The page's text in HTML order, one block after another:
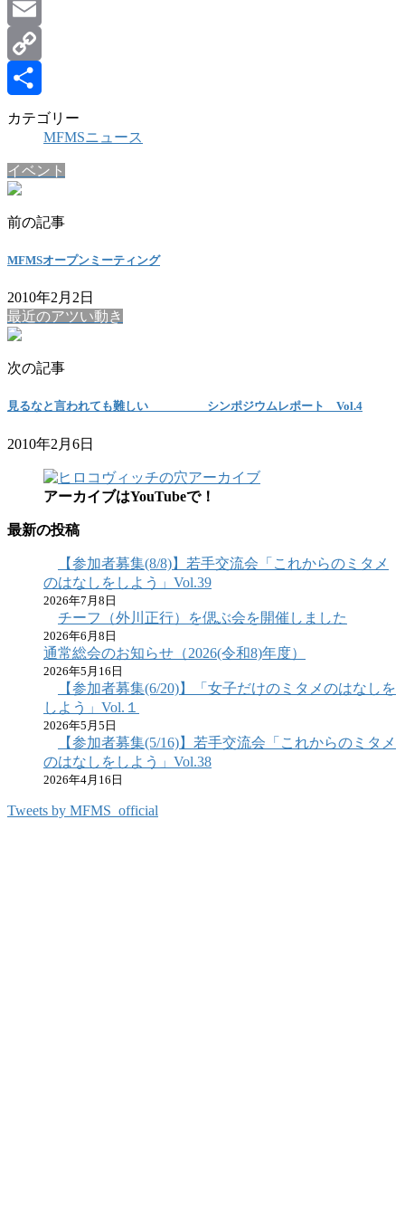
Line
Email
Copy
Link
共
カテゴリー
MFMSニュース
イベント
前の記事
MFMSオープンミーティング
2010年2月2日
最近のアツい動き
次の記事
見るなと言われても難しい シンポジウムレポート Vol.4
2010年2月6日
アーカイブはYouTubeで！
最新の投稿
【参加者募集(8/8)】若手交流会「これからのミタメ
のはなしをしよう」Vol.39
2026年7月8日
チーフ（外川正行）を偲ぶ会を開催しました
2026年6月8日
通常総会のお知らせ（2026(令和8)年度）
2026年5月16日
【参加者募集(6/20)】「女子だけのミタメのはなしを
しよう」Vol.１
2026年5月5日
【参加者募集(5/16)】若手交流会「これからのミタメ
のはなしをしよう」Vol.38
2026年4月16日
Tweets by MFMS_official